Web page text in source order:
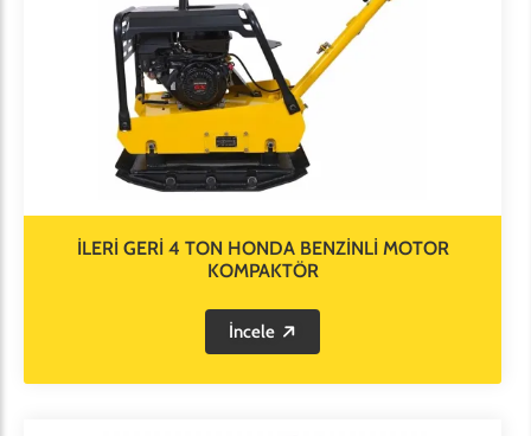
İLERİ GERİ 4 TON HONDA BENZİNLİ MOTOR
KOMPAKTÖR
İncele